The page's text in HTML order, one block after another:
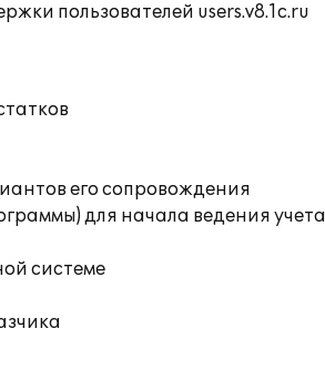
пользователей users.v8.1c.ru
его сопровождения
для начала ведения учета
системе